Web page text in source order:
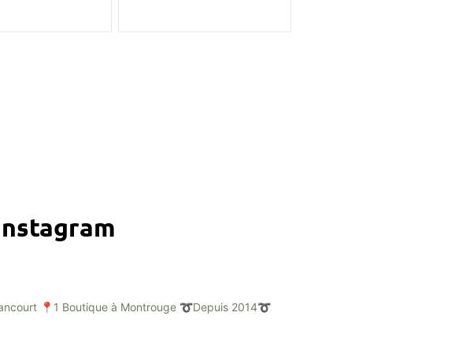
📍1 Boutique à Montrouge ➰Depuis 2014➰